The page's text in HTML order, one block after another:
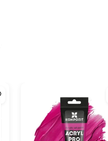
Kompozit 75 ml